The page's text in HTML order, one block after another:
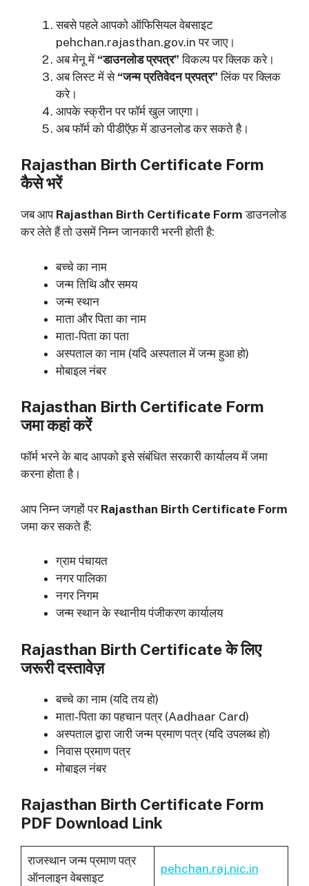
सबसे पहले आपको ऑफिसियल वेबसाइट
pehchan.rajasthan.gov.in पर जाए।
अब मेनू में “डाउनलोड प्रपत्र” विकल्प पर क्लिक करे।
अब लिस्ट में से “जन्म प्रतिवेदन प्रपत्र”लिंक पर क्लिक
करे।
आपके स्क्रीन पर फॉर्म खुल जाएगा।
अब फॉर्म को पीडीऍफ़ में डाउनलोड कर सकते है।
Rajasthan Birth Certificate Form
कैसे भरें
जब आप Rajasthan Birth Certificate Form डाउनलोड
कर लेते हैं तो उसमें निम्न जानकारी भरनी होती है:
बच्चे का नाम
जन्म तिथि और समय
जन्म स्थान
माता और पिता का नाम
माता-पिता का पता
अस्पताल का नाम (यदि अस्पताल में जन्म हुआ हो)
मोबाइल नंबर
Rajasthan Birth Certificate Form
जमा कहां करें
फॉर्म भरने के बाद आपको इसे संबंधित सरकारी कार्यालय में जमा
करना होता है।
आप निम्न जगहों पर Rajasthan Birth Certificate Form
जमा कर सकते हैं:
ग्राम पंचायत
नगर पालिका
नगर निगम
जन्म स्थान के स्थानीय पंजीकरण कार्यालय
Rajasthan Birth Certificate के लिए
जरूरी दस्तावेज़
बच्चे का नाम (यदि तय हो)
माता-पिता का पहचान पत्र (Aadhaar Card)
अस्पताल द्वारा जारी जन्म प्रमाण पत्र (यदि उपलब्ध हो)
निवास प्रमाण पत्र
मोबाइल नंबर
Rajasthan Birth Certificate Form
PDF Download Link
राजस्थान जन्म प्रमाण पत्र
ऑनलाइन वेबसाइट
pehchan.raj.nic.in